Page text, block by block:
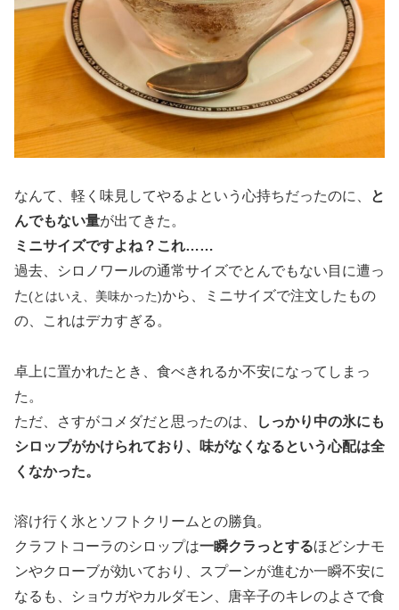
なんて、軽く味見してやるよという心持ちだったのに、
と
んでもない量が出てきた。
ミニサイズですよね？これ……
過去、シロノワールの通常サイズでとんでもない目に遭っ
た(とはいえ、美味かった)から、ミニサイズで注文したもの
の、これはデカすぎる。
卓上に置かれたとき、食べきれるか不安になってしまっ
た。
ただ、さすがコメダだと思ったのは、
しっかり中の氷にも
シロップがかけられており、味がなくなるという心配は全
くなかった。
溶け行く氷とソフトクリームとの勝負。
クラフトコーラのシロップは一瞬クラっとするほどシナモ
ンやクローブが効いており、スプーンが進むか一瞬不安に
なるも、ショウガやカルダモン、唐辛子のキレのよさで食